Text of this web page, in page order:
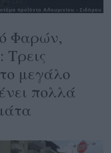
Φαρών,
Τρεις
μεγάλο
πολλά